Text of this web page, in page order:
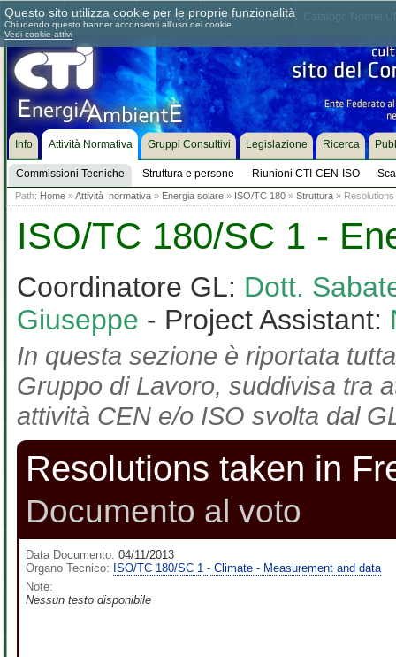
Chi siamo Dove siamo Contattaci Come associarsi
Info Attività Normativa
Commissioni Tecniche Struttura e persone Riunioni CTI-CEN-ISO
Gruppi Consultivi Legislazione Ricerca
Path: Home »Attività normativa » Energia solare » ISO/TC 180 » Struttura »
ISO/TC 180/SC 1 -
Coordinatore GL: Dott.
Giuseppe - Project Assistant:
In questa sezione è riportata
Gruppo di Lavoro, suddivisa tra
attività CEN e/o ISO svolta dal
Resolutions taken in
Documento al voto
Data Documento: 04/11/2013
Organo Tecnico: ISO/TC 180/SC 1 - Climate - Measurement and data
Note:
Nessun testo disponibile
Questo sito utilizza cookie per le proprie funzionalità
Chiudendo questo banner acconsenti all'uso dei cookie.
Vedi cookie attivi